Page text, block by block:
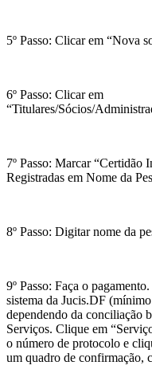
5º Passo: Clicar em “Nova
6º Passo: Clicar em
“Titulares/Sócios/
7º Passo: Marcar “Certidão
Registradas em Nome da
8º Passo: Digitar nome da
9º Passo: Faça o
sistema da Jucis.DF
dependendo da conciliação
Serviços. Clique em
o número de protocolo e
um quadro de confirmação,